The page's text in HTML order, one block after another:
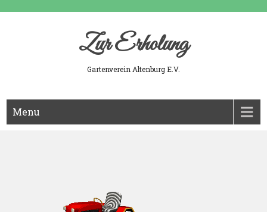
Zur Erholung
Gartenverein Altenburg E.V.
Menu